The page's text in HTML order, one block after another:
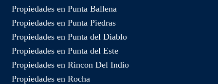
Propiedades en Punta Ballena
Propiedades en Punta Piedras
Propiedades en Punta del Diablo
Propiedades en Punta del Este
Propiedades en Rincon Del Indio
Propiedades en Rocha